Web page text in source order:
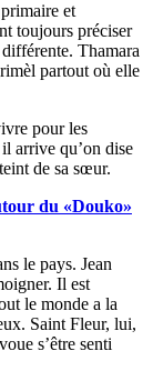
et
toujours préciser
Thamara
partout où elle
pour les
arrive qu’on dise
de sa sœur.
du «Douko»
le pays. Jean
Il est
le monde a la
Saint Fleur, lui,
s’être senti